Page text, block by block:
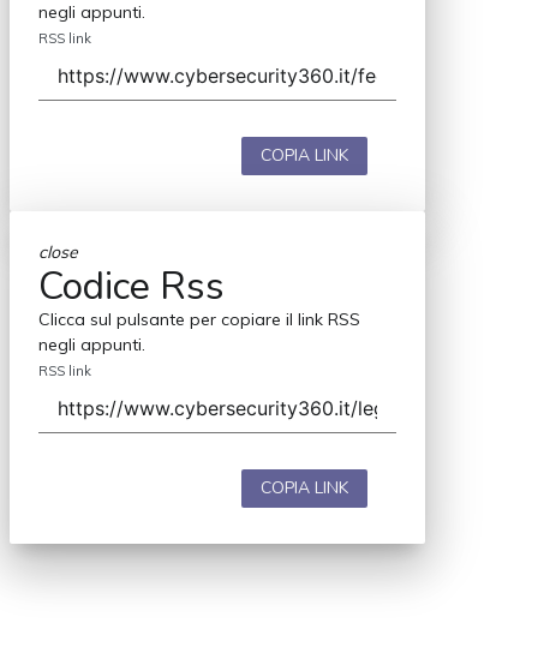
negli appunti.
RSS link
COPIA LINK
close
Codice Rss
Clicca sul pulsante per copiare il link RSS
negli appunti.
RSS link
COPIA LINK